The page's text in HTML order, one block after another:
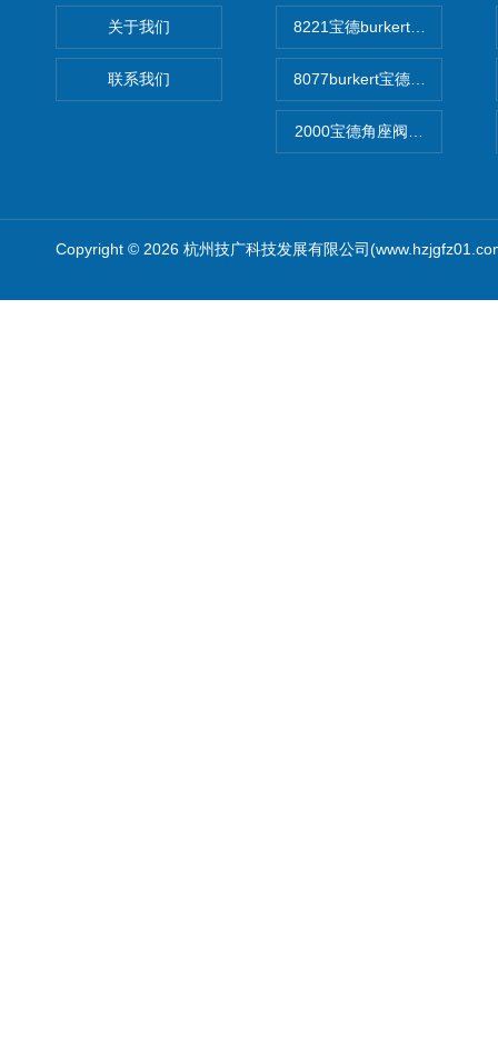
关于我们
联系我们
8221宝德burkert电导率探头
8077burkert宝德椭圆齿轮脉
2000宝德角座阀德国宝帝
Copyright © 2026 杭州技广科技发展有限公司